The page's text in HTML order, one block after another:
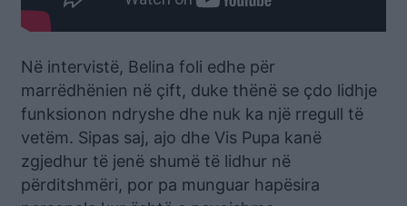
Në intervistë, Belina foli edhe për
marrëdhënien në çift, duke thënë se çdo lidhje
funksionon ndryshe dhe nuk ka një rregull të
vetëm. Sipas saj, ajo dhe Vis Pupa kanë
zgjedhur të jenë shumë të lidhur në
përditshmëri, por pa munguar hapësira